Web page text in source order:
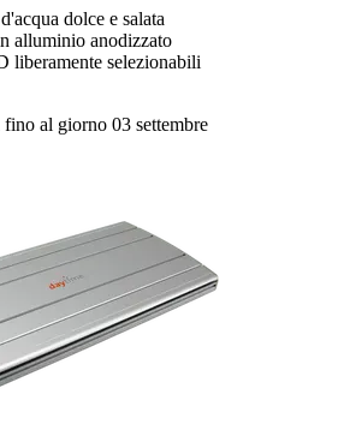
dolce e salata
alluminio anodizzato
liberamente selezionabili
fino al giorno 03 settembre